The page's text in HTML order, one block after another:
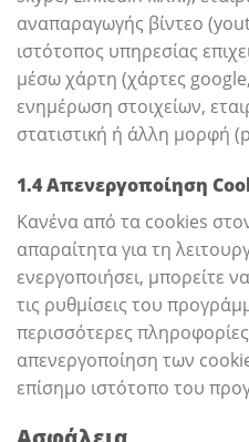
αναπαραγωγής βίντεο
ιστότοπος υπηρεσίας
μέσω χάρτη (χάρτες
ενημέρωση στοιχείων,
στατιστική ή άλλη μορφή
1.4 Απενεργοποίηση
Κανένα από τα cookies
απαραίτητα για τη
ενεργοποιήσει, μπορείτε
τις ρυθμίσεις του
περισσότερες
απενεργοποίηση των
επίσημο ιστότοπο του